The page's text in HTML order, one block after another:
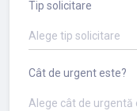
Tip solicitare
Alege tip solicitare
Cât de urgent este?
Alege cât de urgentă